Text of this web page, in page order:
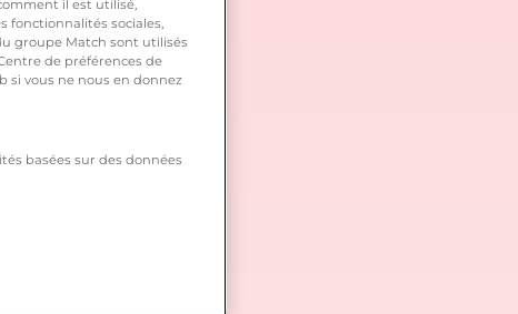
il est utilisé,
fonctionnalités sociales,
groupe Match sont utilisés
de préférences de
si vous ne nous en donnez
basées sur des données